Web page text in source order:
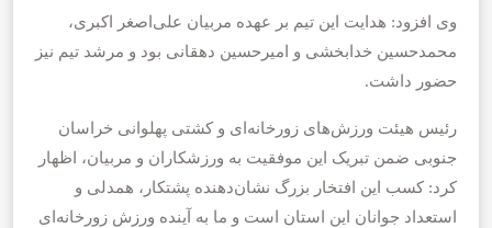
وی افزود: هدایت این تیم بر عهده مربیان علی‌اصغر اکبری،
محمدحسین خدابخشی و امیرحسین دهقانی بود و مرشد تیم نیز
حضور داشت.
رئیس هیئت ورزش‌های زورخانه‌ای و کشتی پهلوانی خراسان
جنوبی ضمن تبریک این موفقیت به ورزشکاران و مربیان، اظهار
کرد: کسب این افتخار بزرگ نشان‌دهنده پشتکار، همدلی و
استعداد جوانان این استان است و ما به آینده ورزش زورخانه‌ای